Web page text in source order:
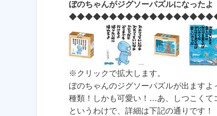
ぼのちゃんがジグソーパズルになったよ
※クリックで拡大します。
ぼのちゃんのジグソーパズルが出ます
種類！しかも可愛い！…あ、しつこくて
というわけで、詳細は下記の通りです